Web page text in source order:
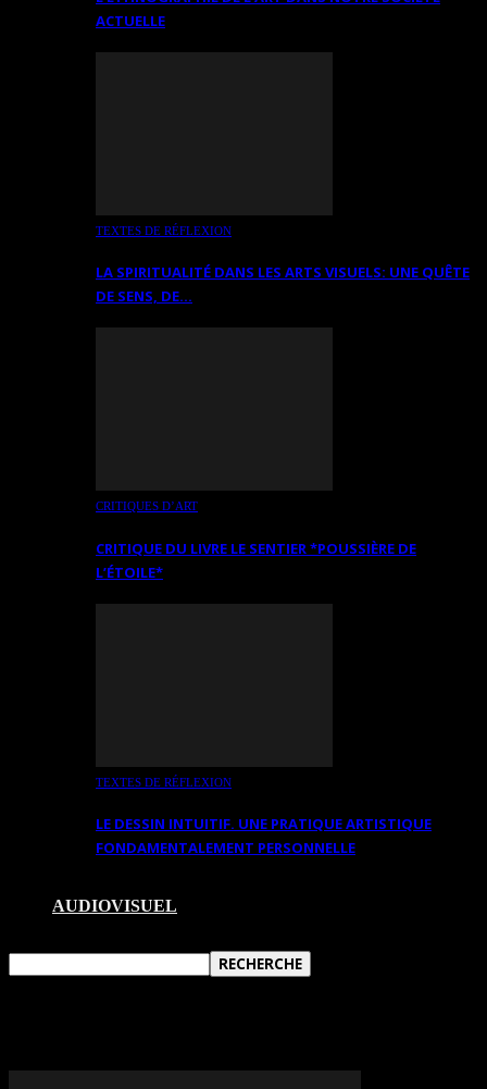
ACTUELLE
TEXTES DE RÉFLEXION
LA SPIRITUALITÉ DANS LES ARTS VISUELS: UNE QUÊTE
DE SENS, DE…
CRITIQUES D’ART
CRITIQUE DU LIVRE LE SENTIER *POUSSIÈRE DE
L’ÉTOILE*
TEXTES DE RÉFLEXION
LE DESSIN INTUITIF. UNE PRATIQUE ARTISTIQUE
FONDAMENTALEMENT PERSONNELLE
AUDIOVISUEL